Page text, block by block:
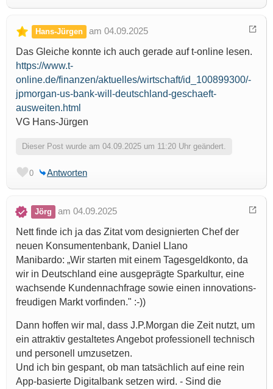
Hans-Jürgen
am 04.09.2025
Das Gleiche konnte ich auch gerade auf t-online lesen.
https://www.t-
online.de/finanzen/aktuelles/wirtschaft/id_100899300/-
jpmorgan-us-bank-will-deutschland-geschaeft-
ausweiten.html
VG Hans-Jürgen
Dieser Post wurde am 04.09.2025 um 11:20 Uhr geändert.
0 Antworten
Jörg
am 04.09.2025
Nett finde ich ja das Zitat vom designierten Chef der
neuen Konsumentenbank, Daniel Llano
Manibardo: „Wir starten mit einem Tagesgeldkonto, da
wir in Deutschland eine ausgeprägte Sparkultur, eine
wachsende Kundennachfrage sowie einen inno­vations­
freudigen Markt vorfinden." :-))
Dann hoffen wir mal, dass J.P.Morgan die Zeit nutzt, um
ein attraktiv gestaltetes Angebot professionell technisch
und personell umzusetzen.
Und ich bin gespant, ob man tatsächlich auf eine rein
App-basierte Digitalbank setzen wird. - Sind die